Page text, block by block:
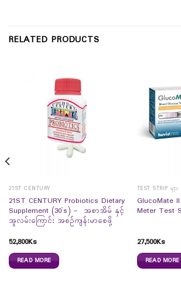
RELATED PRODUCTS
21ST CENTURY
21ST CENTURY Probiotics Dietary
Supplement (30`s) – အစာအိမ် နှင့်
အူလမ်းကြောင်း အစဉ်ကျန်းမာစေဖို့
52,800Ks
READ MORE
TEST STRIP များ
GlucoMate
Meter Test
27,500Ks
READ MORE